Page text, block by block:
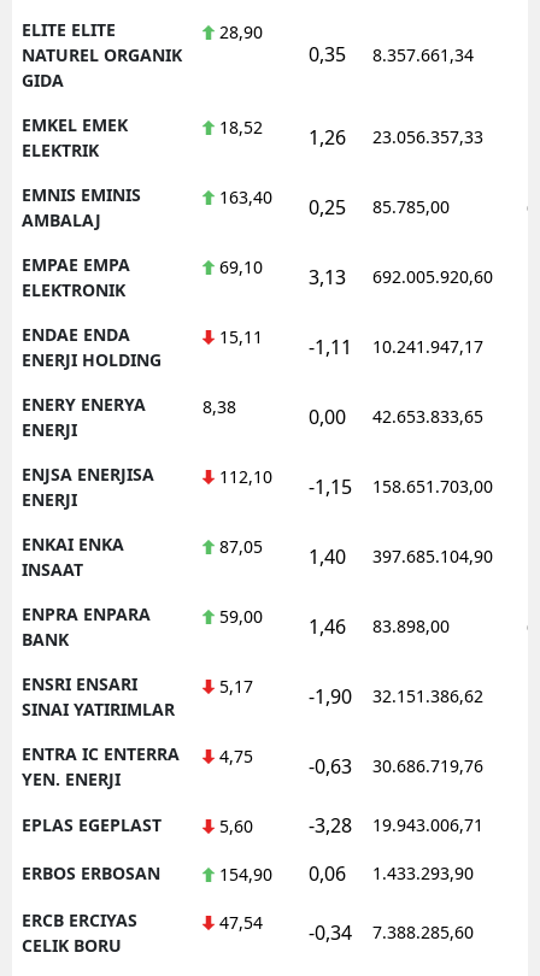
ELITE ELITE
NATUREL ORGANIK
GIDA
28,90
0,35 8.357.661,34
EMKEL EMEK
ELEKTRIK
18,52 1,26 23.056.357,33
EMNIS EMINIS
AMBALAJ
163,40 0,25 85.785,00
EMPAE EMPA
ELEKTRONIK
69,10 3,13 692.005.920,60
ENDAE ENDA
ENERJI HOLDING
15,11 -1,11 10.241.947,17
ENERY ENERYA
ENERJI
8,38 0,00 42.653.833,65
ENJSA ENERJISA
ENERJI
112,10 -1,15 158.651.703,00
ENKAI ENKA
INSAAT
87,05 1,40 397.685.104,90
ENPRA ENPARA
BANK
59,00 1,46 83.898,00
ENSRI ENSARI
SINAI YATIRIMLAR
5,17 -1,90 32.151.386,62
ENTRA IC ENTERRA
YEN. ENERJI
4,75 -0,63 30.686.719,76
EPLAS EGEPLAST 5,60 -3,28 19.943.006,71
ERBOS ERBOSAN 154,90 0,06 1.433.293,90
ERCB ERCIYAS
CELIK BORU
47,54 -0,34 7.388.285,60